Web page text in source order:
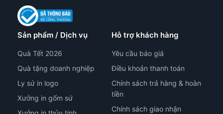
Sản phẩm / Dịch vụ
Quà Tết 2026
Quà tặng doanh nghiệp
Ly sứ in logo
Xưởng in gốm sứ
Hỗ trợ khách hàng
Yêu cầu báo giá
Điều khoản thanh toán
Chính sách trả hàng & hoàn
tiền
Chính sách giao nhận